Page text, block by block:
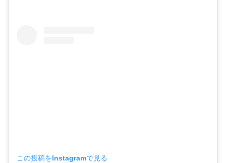
この投稿をInstagramで見る